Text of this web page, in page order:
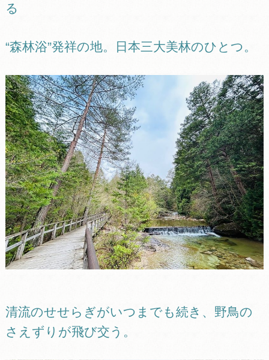
る
“森林浴”発祥の地。日本三大美林のひとつ。
清流のせせらぎがいつまでも続き、野鳥の
さえずりが飛び交う。